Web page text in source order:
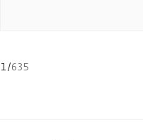
1/635